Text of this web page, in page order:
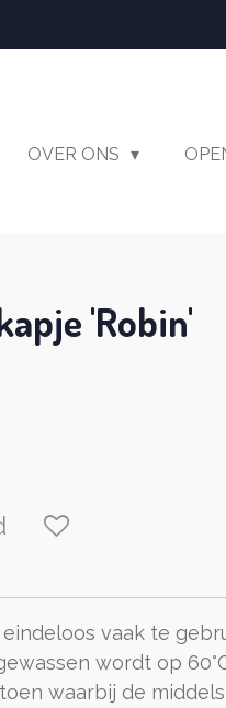
OVER ONS
'Robin'
eindeloos vaak te
wordt op
waarbij de